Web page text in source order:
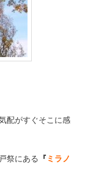
配がすぐそこに感
祭にある 『 ミラノ